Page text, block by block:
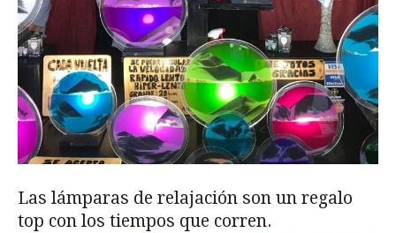
Las lámparas de relajación son un regalo
top con los tiempos que corren.